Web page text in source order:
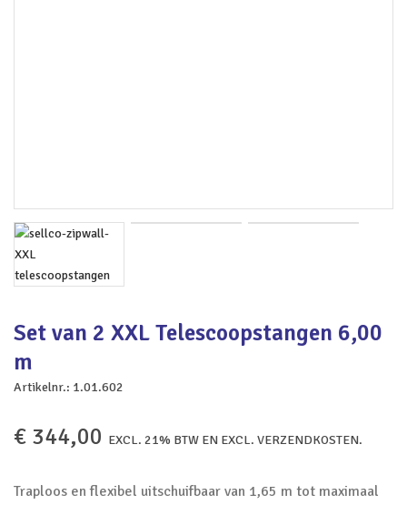
Set van 2 XXL Telescoopstangen 6,00
m
Artikelnr.: 1.01.602
€ 344,00 EXCL. 21% BTW EN EXCL. VERZENDKOSTEN.
Traploos en flexibel uitschuifbaar van 1,65 m tot maximaal